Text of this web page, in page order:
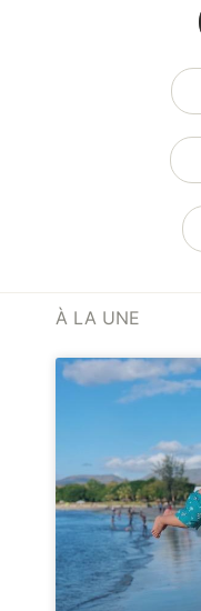
À LA UNE